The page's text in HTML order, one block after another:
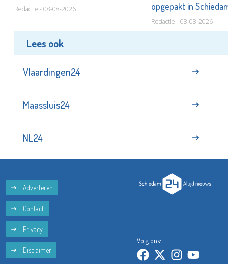
Redactie - 08-08-2026
opgepakt in
Redactie - 08-08-2026
Lees ook
Vlaardingen24
Maassluis24
NL24
Adverteren
Contact
Privacy
Disclaimer
Volg ons: